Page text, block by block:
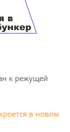
к режущей
в новом